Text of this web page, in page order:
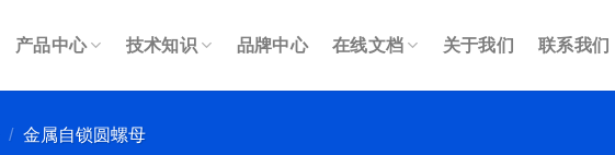
产品中心 技术知识 品牌中心 在线文档 关于我们 联系我们
/ 金属自锁圆螺母